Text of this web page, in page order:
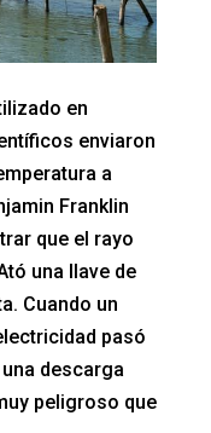
en
enviaron
a
Franklin
que el rayo
una llave de
Cuando un
pasó
descarga
peligroso que